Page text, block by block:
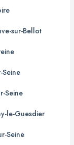
sur-Bellot
Seine
Seine
le-Guesdier
Seine